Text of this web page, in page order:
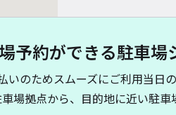
予約ができる駐車場
のためスムーズにご利用当日の
場拠点から、目的地に近い駐車